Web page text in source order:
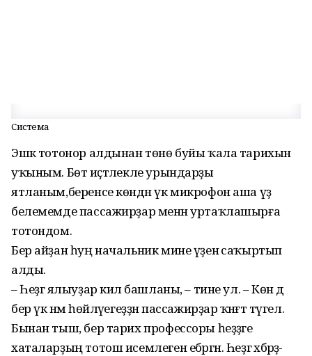
Система
Эшкә тотонор алдынан төнө буйы ҡала тарихын
уҡыным. Бөтә иҫтә­лекле урындарҙы
ятланым,беренсе көндән үк микрофон аша үҙ
белемемде пассажирҙар менән уртаҡ­лашырға
тотондом.
Бер айҙан һуң начальник мине үҙе­нә саҡыртып
алды.
– Һеҙгә ялыуҙар килә башланы, – тине ул. – Көн дә
бер үк нәмә һөй­ләүегеҙҙән пассажирҙар ҡәнәғәт түгел.
Бынан тыш, бер тарих профессоры һеҙҙәге
хаталарҙың тотош исемлеген ебәргән. Һеҙгә хәбәрҙә­